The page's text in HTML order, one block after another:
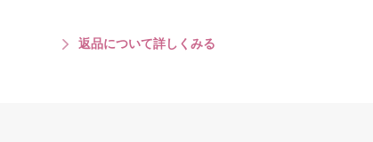
返品について詳しくみる